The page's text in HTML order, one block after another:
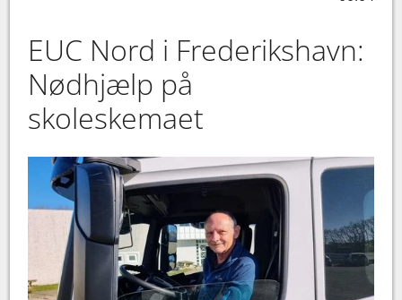
EUC Nord i Frederikshavn:
Nødhjælp på
skoleskemaet